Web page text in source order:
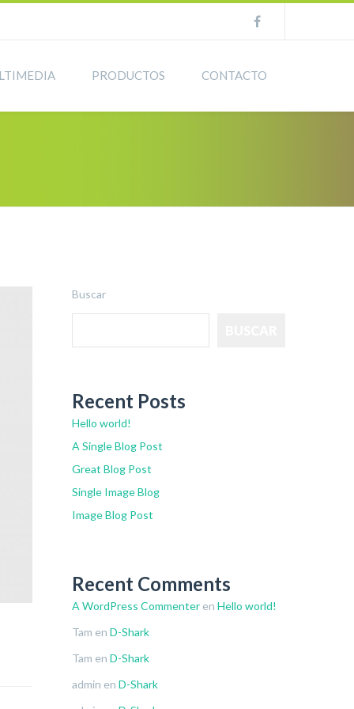
PRODUCTOS CONTACTO
Buscar
Recent Posts
Hello world!
A Single Blog Post
Great Blog Post
Single Image Blog
Image Blog Post
Recent Comments
A WordPress Commenter en Hello world!
Tam en D-Shark
Tam en D-Shark
admin en D-Shark